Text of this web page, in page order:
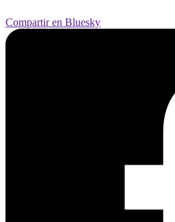
Compartir en Bluesky